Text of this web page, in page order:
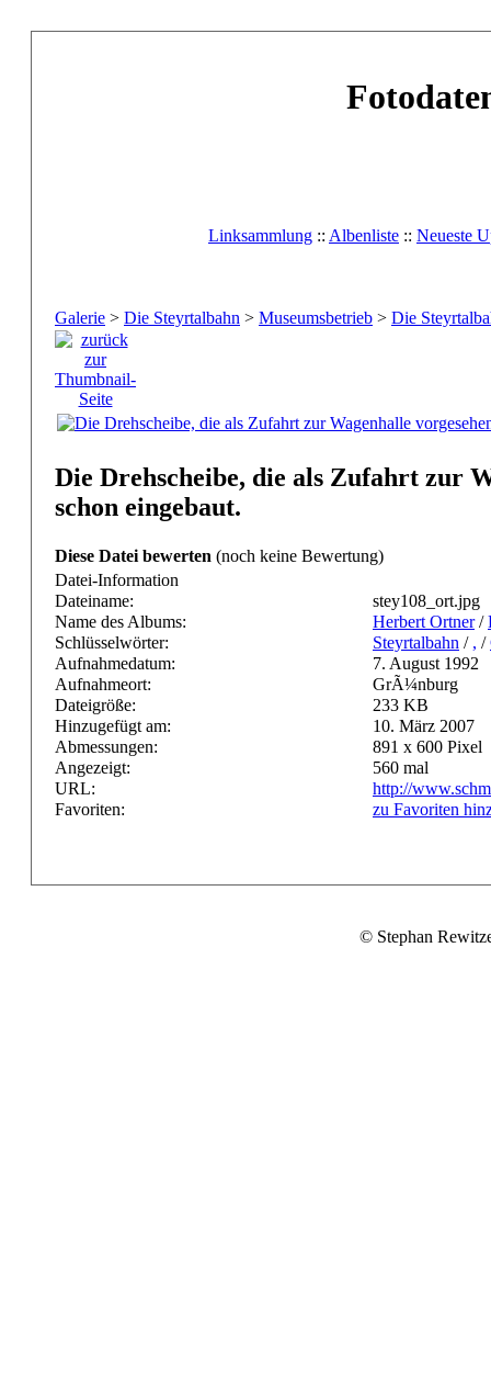
Linksammlung :: Albenliste :: Neueste
Galerie > Die Steyrtalbahn > Museumsbetrieb > Die
Die Drehscheibe, die als Zufahrt zur
schon eingebaut.
Diese Datei bewerten (noch keine Bewertung)
Datei-Information
Dateiname:
stey108_ort.jpg
Name des Albums:
Herbert Ortner/
Schlüsselwörter:
Steyrtalbahn / , /
Aufnahmedatum:
7. August 1992
Aufnahmeort:
GrÃ¼nburg
Dateigröße:
233 KB
Hinzugefügt am:
10. März 2007
Abmessungen:
891 x 600 Pixel
Angezeigt:
560 mal
URL:
http://
Favoriten:
zu Favoriten
© Stephan